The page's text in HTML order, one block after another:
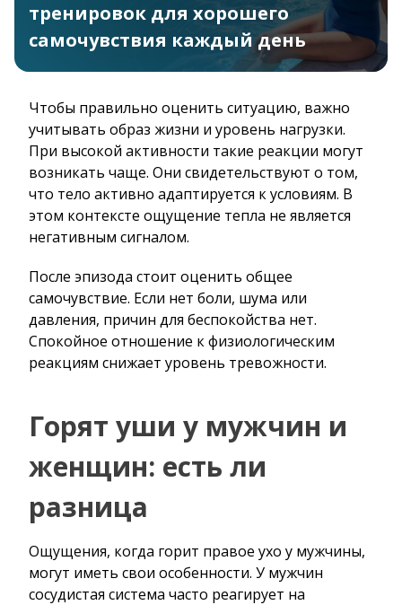
тренировок для хорошего
самочувствия каждый день
Чтобы правильно оценить ситуацию, важно
учитывать образ жизни и уровень нагрузки.
При высокой активности такие реакции могут
возникать чаще. Они свидетельствуют о том,
что тело активно адаптируется к условиям. В
этом контексте ощущение тепла не является
негативным сигналом.
После эпизода стоит оценить общее
самочувствие. Если нет боли, шума или
давления, причин для беспокойства нет.
Спокойное отношение к физиологическим
реакциям снижает уровень тревожности.
Горят уши у мужчин и
женщин: есть ли
разница
Ощущения, когда горит правое ухо у мужчины,
могут иметь свои особенности. У мужчин
сосудистая система часто реагирует на